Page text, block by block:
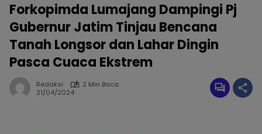
Forkopimda Lumajang Dampingi Pj
Gubernur Jatim Tinjau Bencana
Tanah Longsor dan Lahar Dingin
Pasca Cuaca Ekstrem
Redaksi
2 Min Baca
21/04/2024